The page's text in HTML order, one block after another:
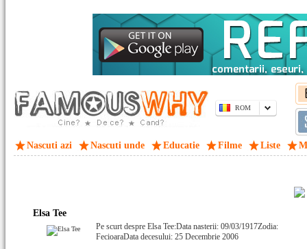
ROM
Nascuti azi Nascuti unde Educatie Filme Liste
Elsa Tee
Pe scurt despre Elsa Tee:Data nasterii: 09/03/1917Zodia:
FecioaraData decesului: 25 Decembrie 2006